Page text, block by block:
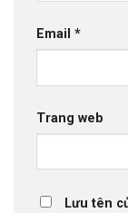
Email *
Trang web
Lưu tên